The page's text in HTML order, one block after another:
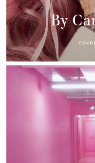
By